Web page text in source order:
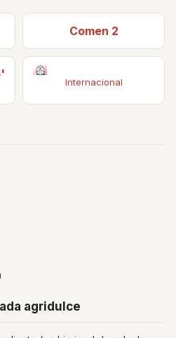
Comen 2
Internacional
agridulce